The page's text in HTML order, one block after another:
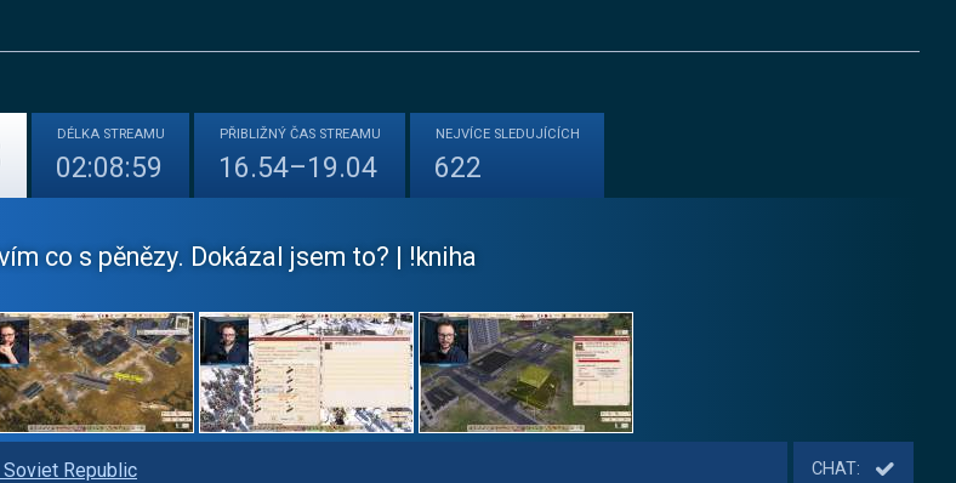
DÉLKA STREAMU
02:08:59
PŘIBLIŽNÝ ČAS STREAMU
16.54–19.04
NEJVÍCE SLEDUJÍCÍCH
622
co s pěnězy. Dokázal jsem to? | !kniha
Republic CHAT: